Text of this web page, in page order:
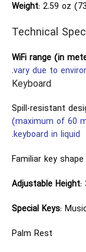
Weight: 2.59 oz
Technical
WiFi range (in
vary due to
Keyboard
Spill-resistant
(maximum of 60
keyboard in liquid.
Familiar key
Adjustable Height:
Special Keys:
Palm Rest